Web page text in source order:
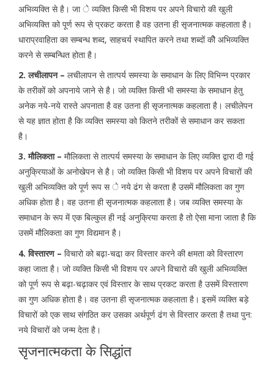
अभिव्यक्ति से है। जा े व्यक्ति किसी भी विशय पर अपने विचारो की खुली
अभिव्यक्ति को पूर्ण रूप से प्रकट करता है वह उतना ही सृजनात्मक कहलाता है।
धाराप्रवाहिता का सम्बन्ध शब्द, साहचर्य स्थापित करने तथा शब्दों कीे अभिव्यक्ति
करने से सम्बन्धित होता है।
2. लचीलापन – लचीलापन से तात्पर्य समस्या के समाधान के लिए विभिन्न प्रकार
के तरीकों को अपनाये जाने से है। जो व्यक्ति किसी भी समस्या के समाधान हेतु
अनेक नये-नये रास्ते अपनाता है वह उतना ही सृजनात्मक कहलाता है। लचीलेपन
से यह ज्ञात होता है कि व्यक्ति समस्या को कितने तरीकों से समाधान कर सकता
है।
3. मौलिकता – मौलिकता से तात्पर्य समस्या के समाधान के लिए व्यक्ति द्वारा दी गई
अनुक्रियाओं के अनोखेपन से है। जो व्यक्ति किसी भी विशय पर अपने विचारों की
खुली अभिव्यक्ति को पूर्ण रूप स े नये ढंग से करता है उसमें मौलिकता का गुण
अधिक होता है। वह उतना ही सृजनात्मक कहलाता है। जब व्यक्ति समस्या के
समाधान के रूप में एक बिल्कुल ही नई अनुक्रिया करता है तो ऐसा माना जाता है कि
उसमें मौलिकता का गुण विद्यमान है।
4.विस्तारण – विचारो को बढ़ा-चढा़ कर विस्तार करने की क्षमता को विस्तारण
कहा जाता है। जो व्यक्ति किसी भी विशय पर अपने विचारो की खुली अभिव्यक्ति
को पूर्ण रूप से बढ़ा-चढ़ाकर एवं विस्तार के साथ प्रकट करता है उसमें विस्तारण
का गुण अधिक होता है। वह उतना ही सृजनात्मक कहलाता है। इसमें व्यक्ति बड़े
विचारों को एक साथ संगठित कर उसका अर्थपूर्ण ढंग से विस्तार करता है तथा पुन:
नये विचारों को जन्म देता है।
सृजनात्मकता के सिद्धांत